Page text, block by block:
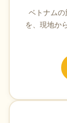
ベトナムの
を、現地か